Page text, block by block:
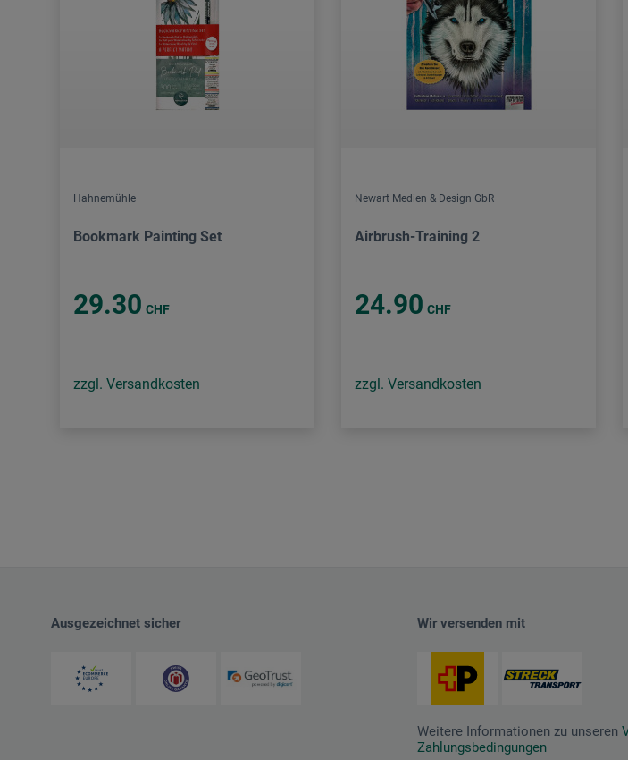
Hahnemühle
Bookmark Painting Set
29.30 CHF
zzgl. Versandkosten
Newart Medien & Design GbR
Airbrush-Training 2
24.90 CHF
zzgl. Versandkosten
Ausgezeichnet sicher Wir versenden mit
Weitere Informationen zu unseren
Zahlungsbedingungen